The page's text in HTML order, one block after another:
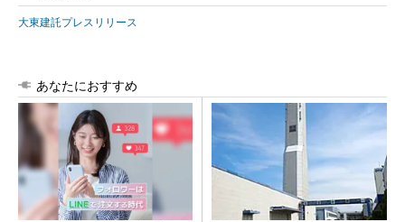
大東建託プレスリリース
あなたにおすすめ